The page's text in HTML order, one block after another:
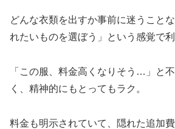
どんな衣類を出すか事前に迷うこと
れたいものを選ぼう」という感覚で利
「この服、料金高くなりそう…」と
く、精神的にもとってもラク。
料金も明示されていて、隠れた追加